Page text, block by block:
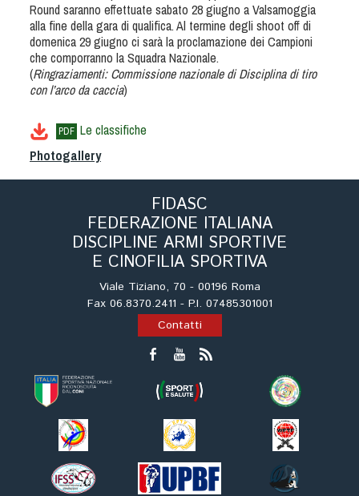
Round saranno effettuate sabato 28 giugno a Valsamoggia
alla fine della gara di qualifica. Al termine degli shoot off di
domenica 29 giugno ci sarà la proclamazione dei Campioni
che comporranno la Squadra Nazionale.
(Ringraziamenti: Commissione nazionale di Disciplina di tiro
con l’arco da caccia)
PDF Le classifiche
Photogallery
FIDASC
FEDERAZIONE ITALIANA
DISCIPLINE ARMI SPORTIVE
E CINOFILIA SPORTIVA
Viale Tiziano, 70 - 00196 Roma
Fax 06.8370.2411 - P.I. 07485301001
Contatti
Treibball
Ipo Delta
Freestyle
Sleddog